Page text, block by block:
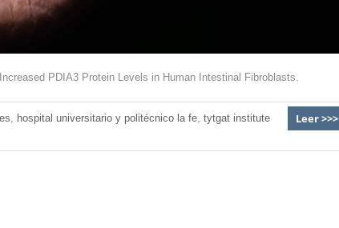
PDIA3 Protein Levels in Human Intestinal Fibroblasts.
, hospital universitario y politécnico la fe, tytgat institute
Leer >>>